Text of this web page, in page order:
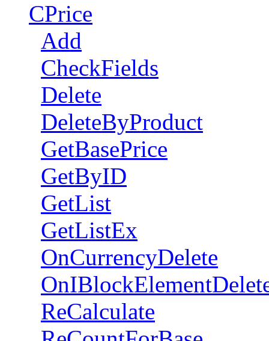
CPrice
Add
CheckFields
Delete
DeleteByProduct
GetBasePrice
GetByID
GetList
GetListEx
OnCurrencyDelete
ReCalculate